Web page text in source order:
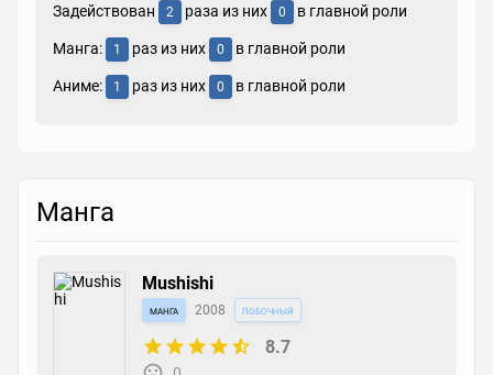
Задействован 2 раза из них 0 в главной роли
Манга: 1 раз из них 0 в главной роли
Аниме: 1 раз из них 0 в главной роли
Манга
Mushishi
манга 2008 побочный
8.7